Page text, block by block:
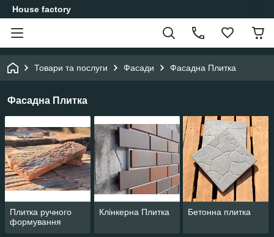
House factory
Товари та послуги Фасади Фасадна Плитка
Фасадна Плитка
Плитка ручного
формування
Клінкерна Плитка Бетонна плитка